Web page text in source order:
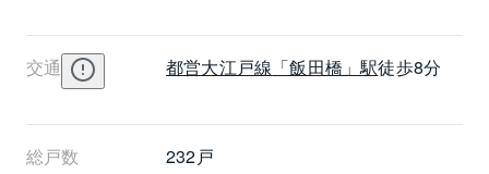
交通 都営大江戸線 「飯田橋」駅徒歩8分
総戸数 232戸